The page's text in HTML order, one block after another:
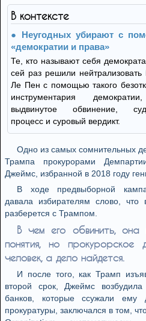
В контексте
Неугодных убирают с
«демократии и права»
Те, кто называют себя
сей раз решили
Ле Пен с помощью такого
инструментария
выдвинутое обвинение,
процесс и суровый вердикт.
Одно из самых cомнительных
Трампа прокурорами
Джеймс, избранной в 2018 году
В ходе предвыборной
давала избирателям слово,
разберется с Трампом.
В чем его обвинить,
понятия, но
человек, а дело найдется.
И после того, как Трамп
второй срок, Джеймс
банков, которые ссужали
прокуратуры, заключался в том,